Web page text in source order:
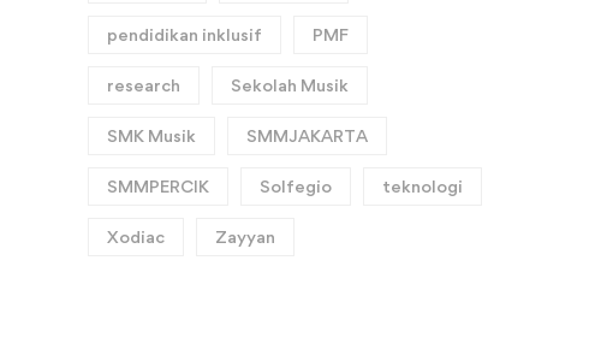
pendidikan inklusif PMF
research Sekolah Musik
SMK Musik SMMJAKARTA
SMMPERCIK Solfegio teknologi
Xodiac Zayyan